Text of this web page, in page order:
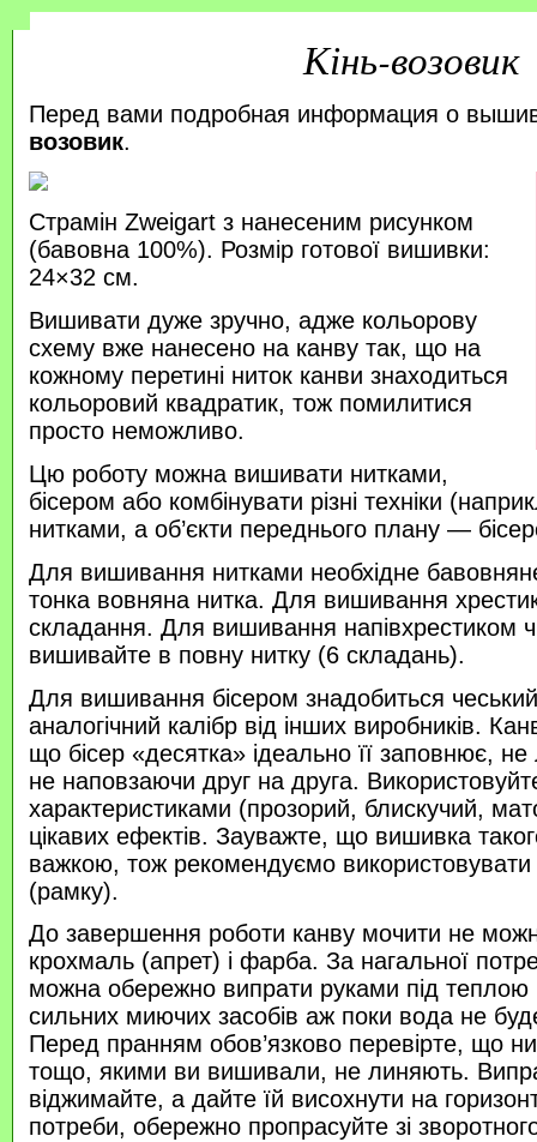
Кінь-возовик
Перед вами подробная информация о
возовик.
Страмін Zweigart з нанесеним рисунком
(бавовна 100%). Розмір готової вишивки:
24×32 см.
Вишивати дуже зручно, адже кольорову
схему вже нанесено на канву так, що на
кожному перетині ниток канви знаходиться
кольоровий квадратик, тож помилитися
просто неможливо.
Цю роботу можна вишивати нитками,
бісером або комбінувати різні техніки
нитками, а об’єкти переднього плану —
Для вишивання нитками необхідне
тонка вовняна нитка. Для вишивання
складання. Для вишивання напівхрестиком
вишивайте в повну нитку (6 складань).
Для вишивання бісером знадобиться
аналогічний калібр від інших виробників.
що бісер «десятка» ідеально її заповнює,
не наповзаючи друг на друга.
характеристиками (прозорий, блискучий,
цікавих ефектів. Зауважте, що вишивка
важкою, тож рекомендуємо
(рамку).
До завершення роботи канву мочити не
крохмаль (апрет) і фарба. За нагальної
можна обережно випрати руками під
сильних миючих засобів аж поки вода не
Перед пранням обов’язково перевірте, що
тощо, якими ви вишивали, не линяють.
віджимайте, а дайте їй висохнути на
потреби, обережно пропрасуйте зі